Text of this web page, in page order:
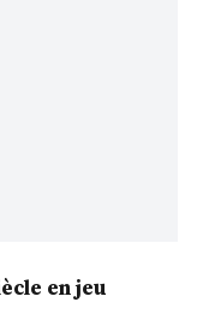
en jeu